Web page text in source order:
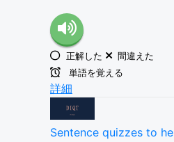
正解した
間違えた
単語を覚える
詳細
Sentence quizzes to